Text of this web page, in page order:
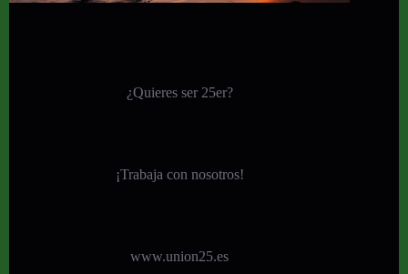
¿Quieres ser 25er?
¡Trabaja con nosotros!
www.union25.es